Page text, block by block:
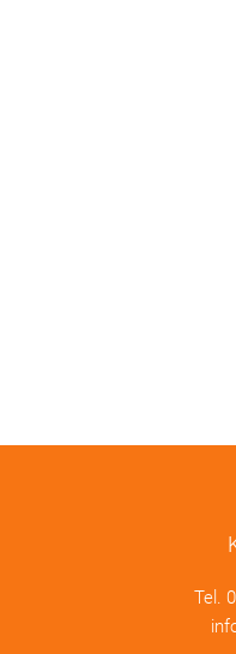
Tel.